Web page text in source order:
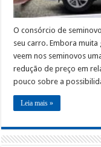
O consórcio de
seu carro. Embora
veem nos seminovos
redução de preço em
pouco sobre a
Leia mais »